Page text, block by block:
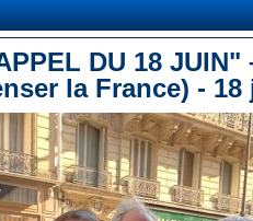
DU 18
la France) - 18